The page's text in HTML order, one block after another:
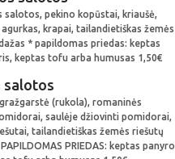
salotos, pekino kopūstai, kriaušė,
krapai, tailandietiškas žemės
* papildomas priedas: keptas
keptas tofu arba humusas 1,50€
salotos
gražgarstė (rukola), romaninės
saulėje džiovinti pomidorai,
tailandietiškas žemės riešutų
PRIEDAS: keptas panyro